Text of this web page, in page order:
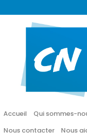
Accueil Qui sommes-
Nous contacter
Nous
Une